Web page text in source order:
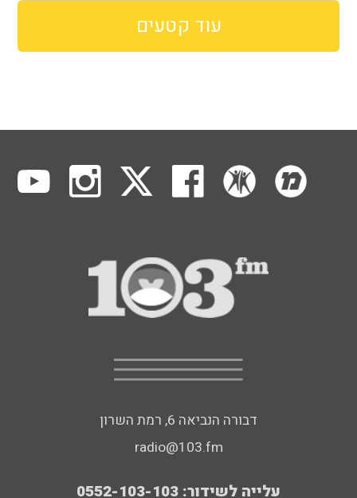
עוד קטעים
דבורה הנביאה 6, רמת השרון
radio@103.fm
עלייה לשידור: 0552-103-103